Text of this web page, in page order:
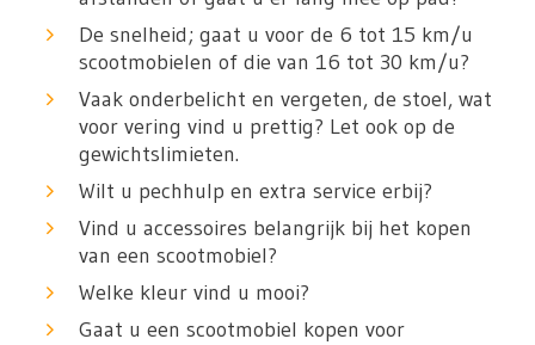
De snelheid; gaat u voor de 6 tot 15 km/u
scootmobielen of die van 16 tot 30 km/u?
Vaak onderbelicht en vergeten, de stoel, wat
voor vering vind u prettig? Let ook op de
gewichtslimieten.
Wilt u pechhulp en extra service erbij?
Vind u accessoires belangrijk bij het kopen
van een scootmobiel?
Welke kleur vind u mooi?
Gaat u een scootmobiel kopen voor